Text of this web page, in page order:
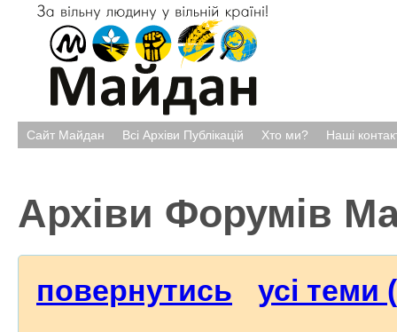
Сайт Майдан Всі Архіви Публікацій Хто ми? Наші
Архіви Форумів
повернутись усі теми